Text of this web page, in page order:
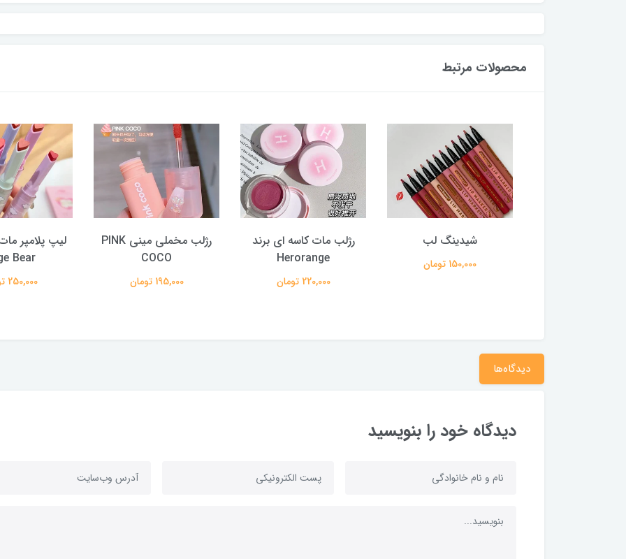
محصولات مرتبط
شیدینگ لب
150,000 تومان
رژلب مات کاسه ای برند
Herorange
220,000 تومان
رژلب مخملی مینی PINK
COCO
195,000 تومان
لیپ پلامپر
Bear
250,000 تومان
دیدگاه‌ها
دیدگاه خود را بنویسید